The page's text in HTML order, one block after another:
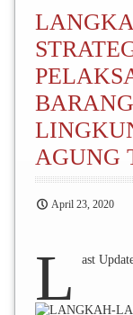
AGUNG
April 23, 2020
L ast